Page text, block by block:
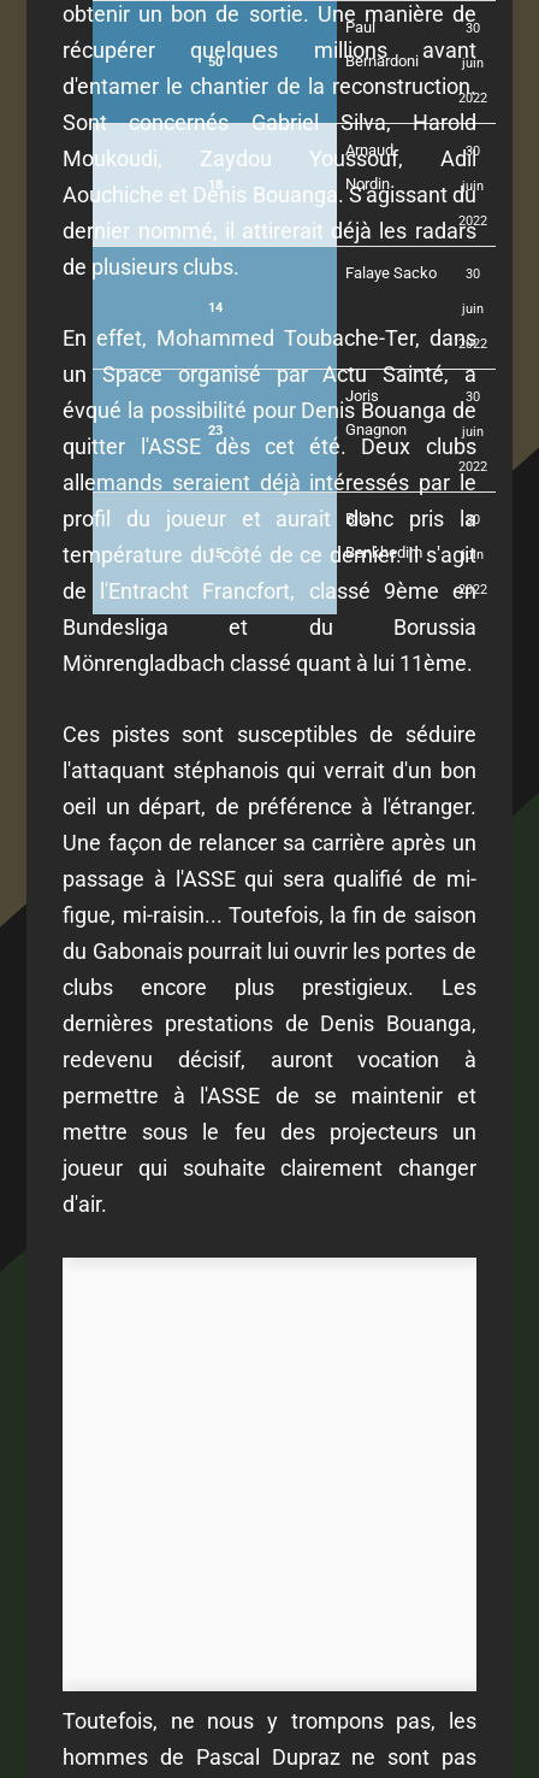
50
Paul
Bernardoni
30
juin
2022
18
Arnaud
Nordin
30
juin
2022
14
Falaye Sacko 30
juin
2022
23
Joris
Gnagnon
30
juin
2022
15
Bilal
Benkhedim
30
juin
2022
obtenir un bon de sortie. Une manière de
récupérer quelques millions avant
d'entamer le chantier de la reconstruction.
Sont concernés Gabriel Silva, Harold
Moukoudi, Zaydou Youssouf, Adil
Aouchiche et Denis Bouanga. S'agissant du
dernier nommé, il attirerait déjà les radars
de plusieurs clubs.
En effet, Mohammed Toubache-Ter, dans
un Space organisé par Actu Sainté, a
évqué la possibilité pour Denis Bouanga de
quitter l'ASSE dès cet été. Deux clubs
allemands seraient déjà intéressés par le
profil du joueur et aurait donc pris la
température du côté de ce dernier. Il s'agit
de l'Entracht Francfort, classé 9ème en
Bundesliga et du Borussia
Mönrengladbach classé quant à lui 11ème.
Ces pistes sont susceptibles de séduire
l'attaquant stéphanois qui verrait d'un bon
oeil un départ, de préférence à l'étranger.
Une façon de relancer sa carrière après un
passage à l'ASSE qui sera qualifié de mi-
figue, mi-raisin... Toutefois, la fin de saison
du Gabonais pourrait lui ouvrir les portes de
clubs encore plus prestigieux. Les
dernières prestations de Denis Bouanga,
redevenu décisif, auront vocation à
permettre à l'ASSE de se maintenir et
mettre sous le feu des projecteurs un
joueur qui souhaite clairement changer
d'air.
Toutefois, ne nous y trompons pas, les
hommes de Pascal Dupraz ne sont pas